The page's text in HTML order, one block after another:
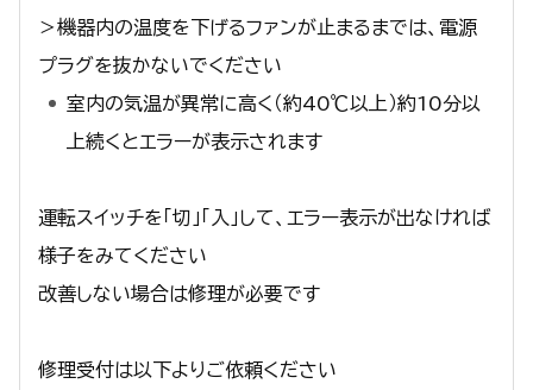
＞機器内の温度を下げるファンが止まるまでは、電源
プラグを抜かないでください
室内の気温が異常に高く（約40℃以上）約10分以
上続くとエラーが表示されます
運転スイッチを「切」「入」して、エラー表示が出なければ
様子をみてください
改善しない場合は修理が必要です
修理受付は以下よりご依頼ください